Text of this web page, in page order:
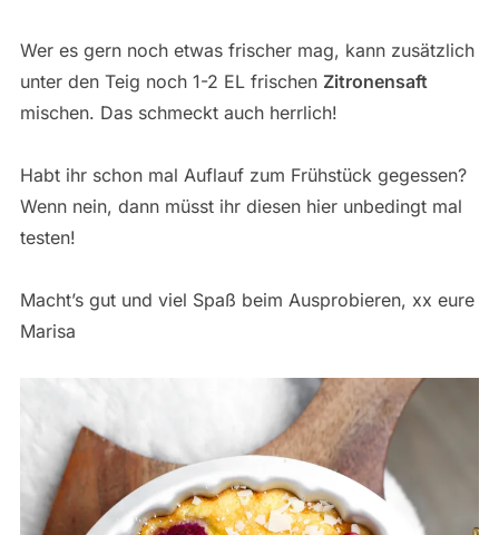
Wer es gern noch etwas frischer mag, kann zusätzlich
unter den Teig noch 1-2 EL frischen Zitronensaft
mischen. Das schmeckt auch herrlich!
Habt ihr schon mal Auflauf zum Frühstück gegessen?
Wenn nein, dann müsst ihr diesen hier unbedingt mal
testen!
Macht’s gut und viel Spaß beim Ausprobieren, xx eure
Marisa